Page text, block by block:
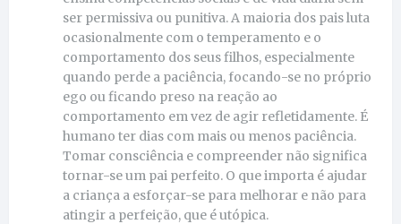
ser permissiva ou punitiva. A maioria dos pais luta
ocasionalmente com o temperamento e o
comportamento dos seus filhos, especialmente
quando perde a paciência, focando-se no próprio
ego ou ficando preso na reação ao
comportamento em vez de agir refletidamente. É
humano ter dias com mais ou menos paciência.
Tomar consciência e compreender não significa
tornar-se um pai perfeito. O que importa é ajudar
a criança a esforçar-se para melhorar e não para
atingir a perfeição, que é utópica.